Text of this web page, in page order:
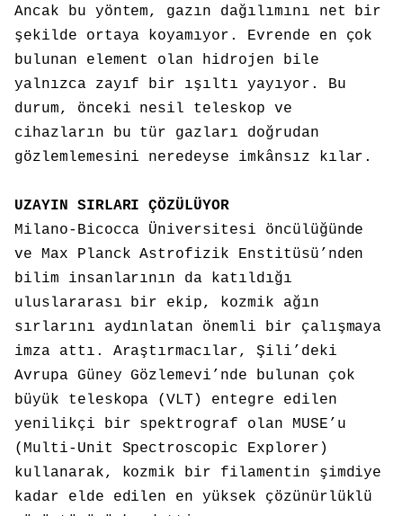
Ancak bu yöntem, gazın dağılımını net bir
şekilde ortaya koyamıyor. Evrende en çok
bulunan element olan hidrojen bile
yalnızca zayıf bir ışıltı yayıyor. Bu
durum, önceki nesil teleskop ve
cihazların bu tür gazları doğrudan
gözlemlemesini neredeyse imkânsız kılar.
UZAYIN SIRLARI ÇÖZÜLÜYOR
Milano-Bicocca Üniversitesi öncülüğünde
ve Max Planck Astrofizik Enstitüsü’nden
bilim insanlarının da katıldığı
uluslararası bir ekip, kozmik ağın
sırlarını aydınlatan önemli bir çalışmaya
imza attı. Araştırmacılar, Şili’deki
Avrupa Güney Gözlemevi’nde bulunan çok
büyük teleskopa (VLT) entegre edilen
yenilikçi bir spektrograf olan MUSE’u
(Multi-Unit Spectroscopic Explorer)
kullanarak, kozmik bir filamentin şimdiye
kadar elde edilen en yüksek çözünürlüklü